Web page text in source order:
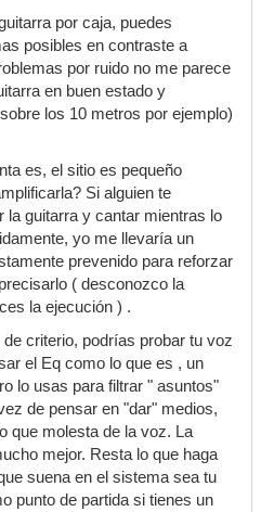
por caja, puedes
posibles en contraste a
por ruido no me parece
en buen estado y
los 10 metros por ejemplo)
es, el sitio es pequeño
Si alguien te
la guitarra y cantar mientras lo
yo me llevaría un
prevenido para reforzar
( desconozco la
la ejecución ) .
criterio, podrías probar tu voz
el Eq como lo que es , un
lo usas para filtrar " asuntos"
de pensar en "dar" medios,
que molesta de la voz. La
mejor. Resta lo que haga
suena en el sistema sea tu
punto de partida si tienes un